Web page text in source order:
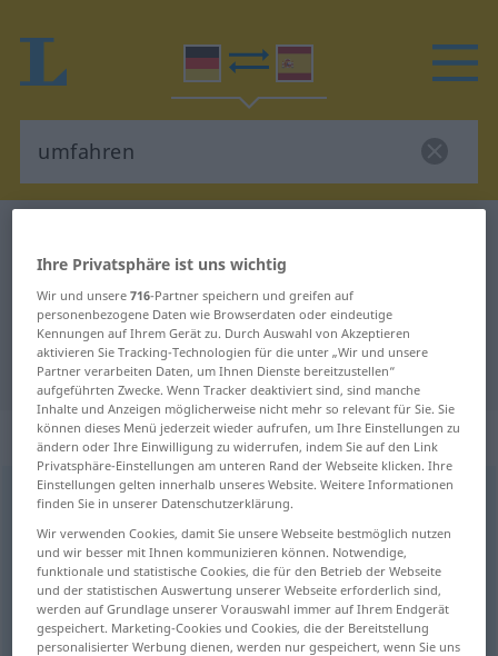
Deutsch-Spanisch Übersetzung für
"umfahren"
"umfahren" Spanisch Übersetzung
„umfahren“: transitives Verb
umfahrenv/t <irr,sep>
Übersicht aller Übersetzungen
(Für mehr Details die Übersetzung anklicken/antippen)
derribar, atropellar
Ihre Privatsphäre ist uns wichtig
Wir und unsere716-Partner speichern und greifen auf
personenbezogene Daten wie Browserdaten oder eindeutige
Kennungen auf Ihrem Gerät zu. Durch Auswahl von Akzeptieren
aktivieren Sie Tracking-Technologien für die unter „Wir und unsere
Partner verarbeiten Daten, um Ihnen Dienste bereitzustellen“
aufgeführten Zwecke. Wenn Tracker deaktiviert sind, sind manche
Inhalte und Anzeigen möglicherweise nicht mehr so relevant für Sie. Sie
können dieses Menü jederzeit wieder aufrufen, um Ihre Einstellungen zu
ändern oder Ihre Einwilligung zu widerrufen, indem Sie auf den Link
Privatsphäre-Einstellungen am unteren Rand der Webseite klicken. Ihre
Einstellungen gelten innerhalb unseres Website. Weitere Informationen
finden Sie in unserer Datenschutzerklärung.
Wir verwenden Cookies, damit Sie unsere Webseite bestmöglich nutzen
und wir besser mit Ihnen kommunizieren können. Notwendige,
funktionale und statistische Cookies, die für den Betrieb der Webseite
und der statistischen Auswertung unserer Webseite erforderlich sind,
werden auf Grundlage unserer Vorauswahl immer auf Ihrem Endgerät
gespeichert. Marketing-Cookies und Cookies, die der Bereitstellung
personalisierter Werbung dienen, werden nur gespeichert, wenn Sie uns